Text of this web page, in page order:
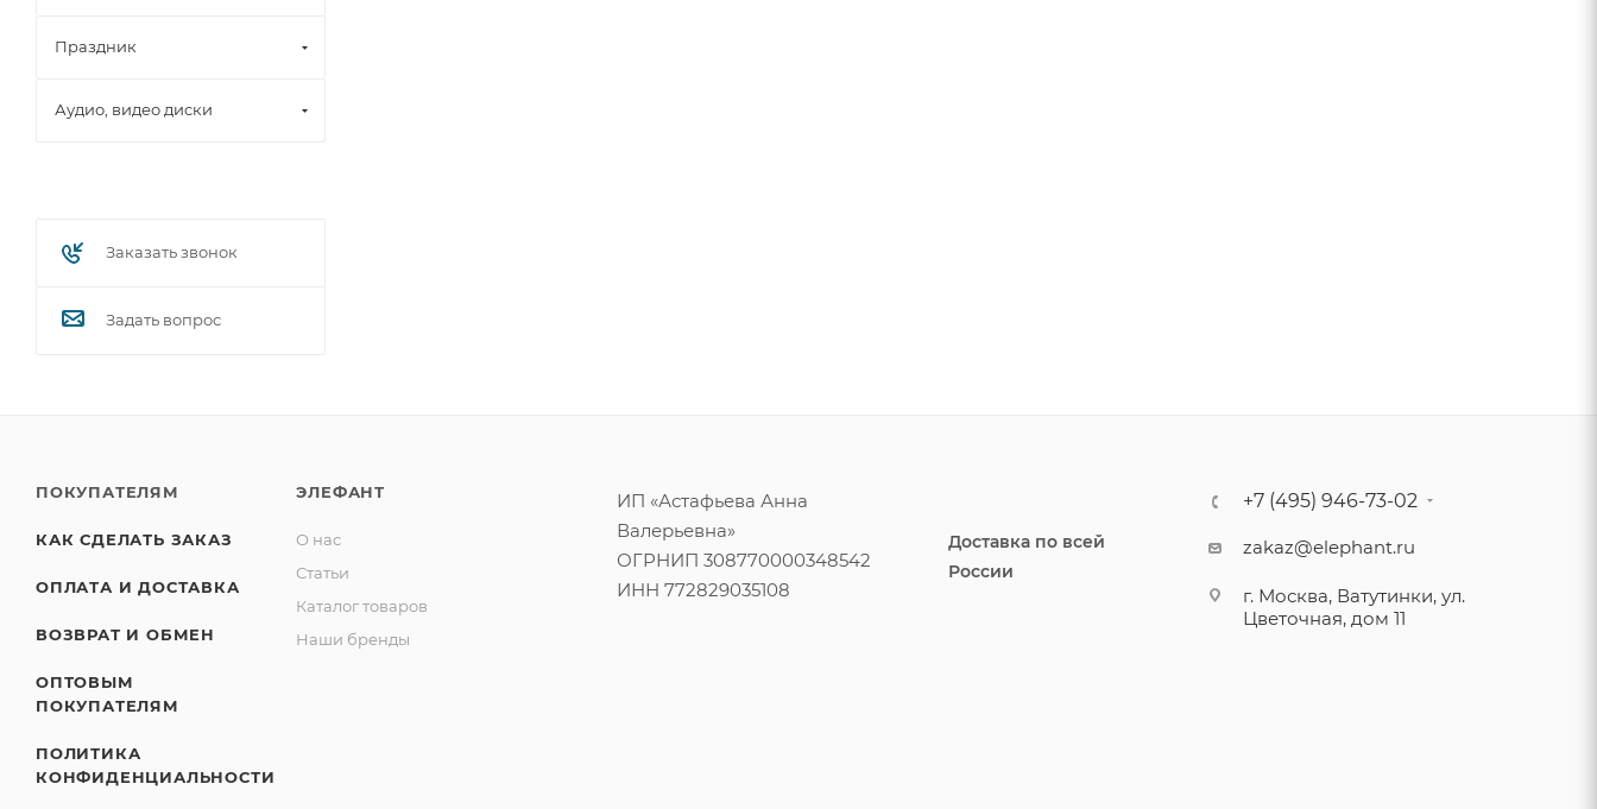
Праздник
Аудио, видео диски
Заказать звонок
Задать вопрос
ПОКУПАТЕЛЯМ
КАК СДЕЛАТЬ ЗАКАЗ
ОПЛАТА И ДОСТАВКА
ВОЗВРАТ И ОБМЕН
ОПТОВЫМ
ПОКУПАТЕЛЯМ
ПОЛИТИКА
КОНФИДЕНЦИАЛЬНОСТИ
ЭЛЕФАНТ
О нас
Статьи
Каталог товаров
Наши бренды
ИП «Астафьева Анна
Валерьевна»
ОГРНИП 308770000348542
ИНН 772829035108
Доставка по всей
России
+7 (495) 946-73-02
zakaz@elephant.ru
г. Москва, Ватутинки, ул.
Цветочная, дом 11